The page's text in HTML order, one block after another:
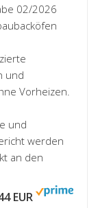
02/2026
und
Vorheizen.
und
werden
an den
EUR